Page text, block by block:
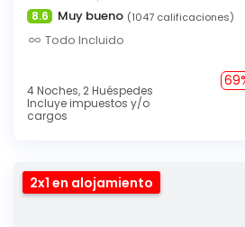
8.6 Muy bueno (1047 calificaciones)
Todo Incluido
4 Noches, 2 Huéspedes
Incluye impuestos y/o
cargos
2x1 en alojamiento